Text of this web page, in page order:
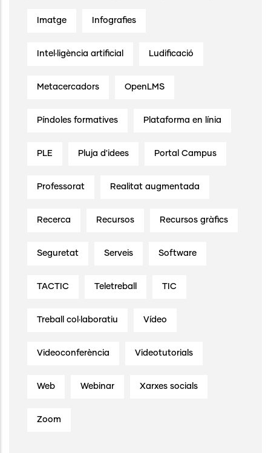
Imatge Infografies
Intel·ligència artificial Ludificació
Metacercadors OpenLMS
Píndoles formatives Plataforma en línia
PLE Pluja d'idees Portal Campus
Professorat Realitat augmentada
Recerca Recursos Recursos gràfics
Seguretat Serveis Software
TACTIC Teletreball TIC
Treball col·laboratiu Vídeo
Videoconferència Videotutorials
Web Webinar Xarxes socials
Zoom